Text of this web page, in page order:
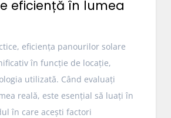
eficiență în lumea
eficiența panourilor solare
în funcție de locație,
utilizată. Când evaluați
reală, este esențial să luați în
în care acești factori